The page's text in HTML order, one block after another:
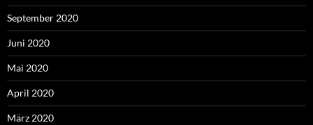
September 2020
Juni 2020
Mai 2020
April 2020
März 2020